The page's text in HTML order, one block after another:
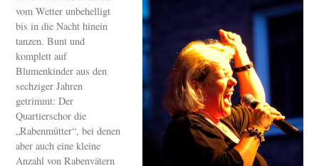
vom Wetter unbehelligt
bis in die Nacht hinein
tanzen. Bunt und
komplett auf
Blumenkinder aus den
sechziger Jahren
getrimmt: Der
Quartierschor die
„Rabenmütter“, bei denen
aber auch eine kleine
Anzahl von Rabenvätern